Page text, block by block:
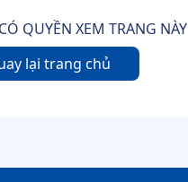
QUYỀN XEM TRANG NÀY
lại trang chủ